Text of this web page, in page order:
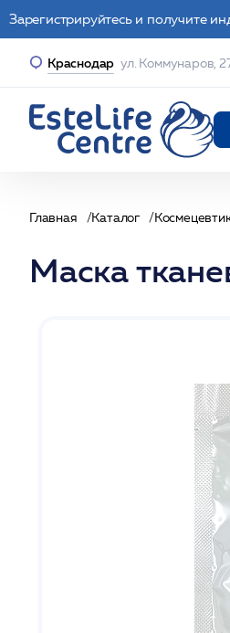
Зарегистрируйтесь и получите
Краснодар ул. Коммунаров,
Главная Каталог
Маска